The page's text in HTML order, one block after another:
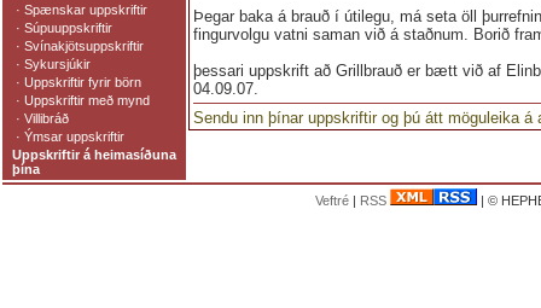
Þegar baka á brauð í útilegu, má seta öll
fingurvolgu vatni saman við á staðnum. Borið
þessari uppskrift að Grillbrauð er bætt við af
04.09.07.
Sendu inn þínar uppskriftir og þú átt möguleika
· Spænskar uppskriftir
· Súpuuppskriftir
· Svínakjötsuppskriftir
· Sykursjúkir
· Uppskriftir fyrir börn
· Uppskriftir með mynd
· Villibráð
· Ýmsar uppskriftir
Uppskriftir á heimasíðuna
þína
Veftré| RSS | ©